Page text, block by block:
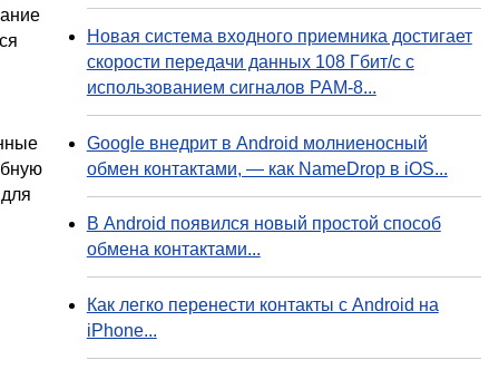
Новая система входного приемника достигает
скорости передачи данных 108 Гбит/с с
использованием сигналов PAM-8...
Google внедрит в Android молниеносный
обмен контактами, — как NameDrop в iOS...
В Android появился новый простой способ
обмена контактами...
Как легко перенести контакты с Android на
iPhone...